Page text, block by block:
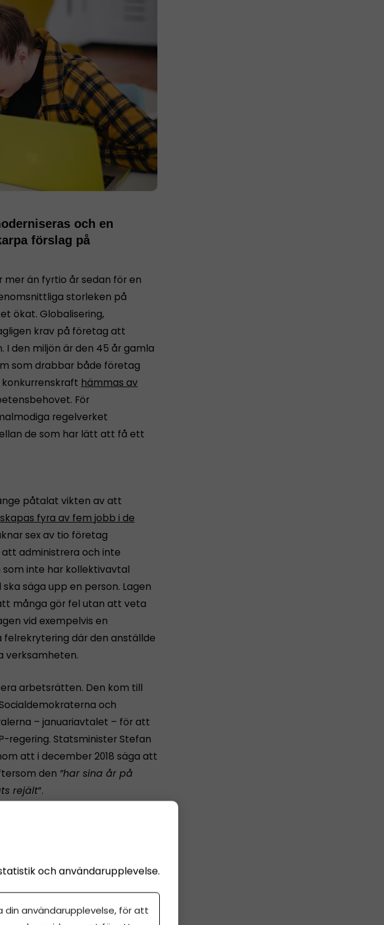
och en
förslag på
än fyrtio år sedan för en
storleken på
ökat. Globalisering,
krav på företag att
I den miljön är den 45 år gamla
som drabbar både företag
hämmas av
För
regelverket
de som har lätt att få ett
påtalat vikten av att
skapas fyra av fem jobb i de
sex av tio företag
administrera och inte
inte har kollektivavtal
säga upp en person. Lagen
många gör fel utan att veta
vid exempelvis en
där den anställde
verksamheten.
arbetsrätten. Den kom till
och
– januariavtalet – för att
regering. Statsminister Stefan
att i december 2018 säga att
den ”har sina år på
rejält”.
i Las.
för mindre företag – samtidigt
upprätthålls.
och användarupplevelse.
användarupplevelse, för att